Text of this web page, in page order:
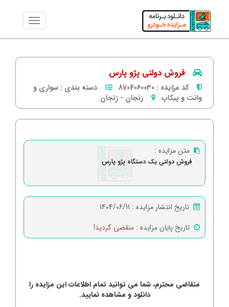
فروش دولتی پژو پارس
کد مزایده : 8704060030 دسته بندی : سواری و
وانت و پیکاپ
زنجان - زنجان
متن مزایده :
فروش دولتی یک دستگاه پژو پارس
تاریخ انتشار مزایده : 1404/06/11
تاریخ پایان مزایده : منقضی گردید!
متقاضی محترم، شما می توانید تمام اطلاعات این مزایده را
دانلود و مشاهده نمایید.